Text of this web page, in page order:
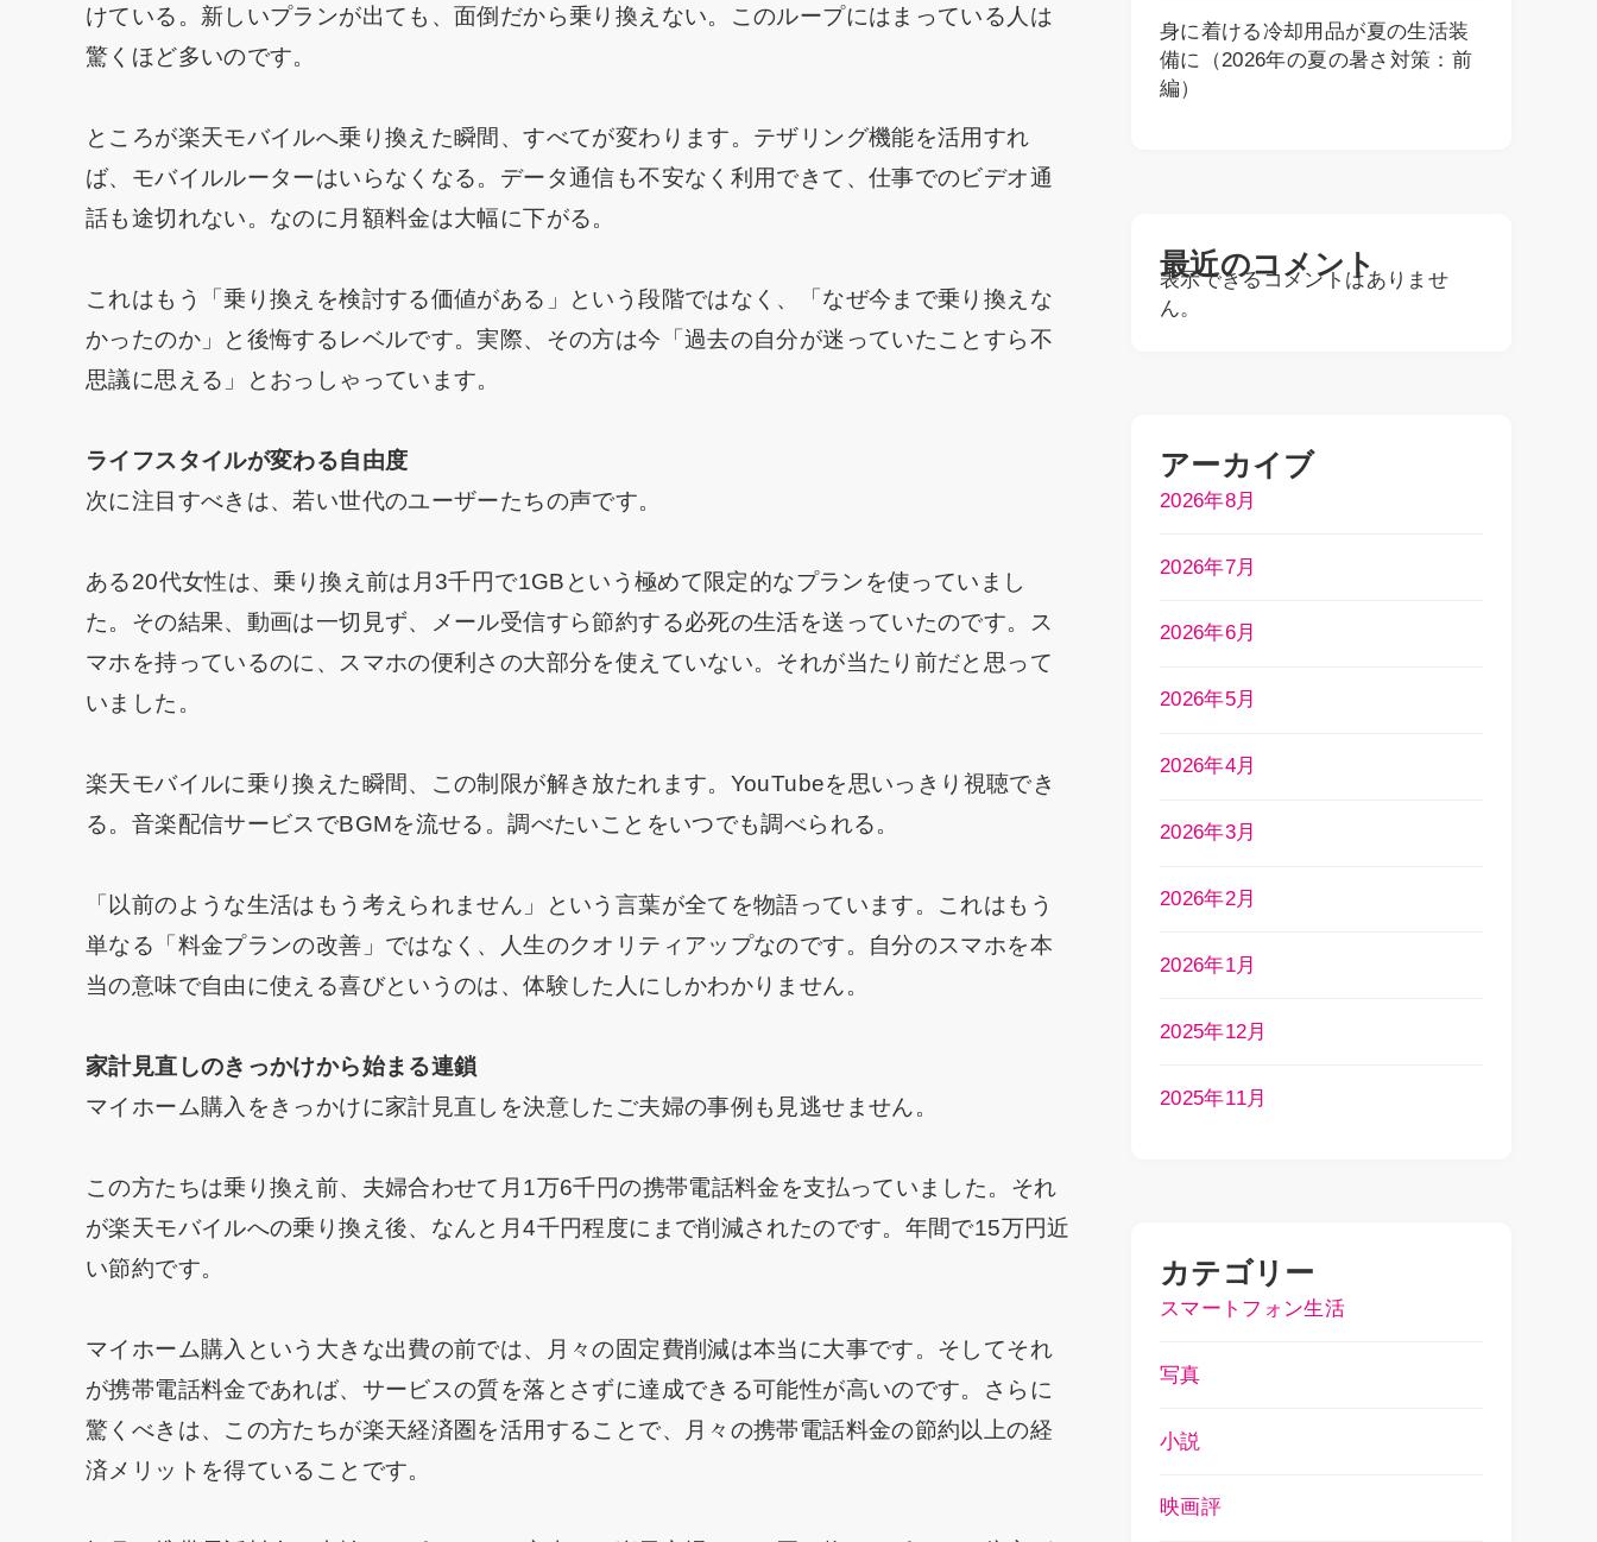
けている。新しいプランが出ても、面倒だから乗り換えない。このループにはまっている人は
驚くほど多いのです。
ところが楽天モバイルへ乗り換えた瞬間、すべてが変わります。テザリング機能を活用すれ
ば、モバイルルーターはいらなくなる。データ通信も不安なく利用できて、仕事でのビデオ通
話も途切れない。なのに月額料金は大幅に下がる。
これはもう「乗り換えを検討する価値がある」という段階ではなく、「なぜ今まで乗り換えな
かったのか」と後悔するレベルです。実際、その方は今「過去の自分が迷っていたことすら不
思議に思える」とおっしゃっています。
ライフスタイルが変わる自由度
次に注目すべきは、若い世代のユーザーたちの声です。
ある20代女性は、乗り換え前は月3千円で1GBという極めて限定的なプランを使っていまし
た。その結果、動画は一切見ず、メール受信すら節約する必死の生活を送っていたのです。ス
マホを持っているのに、スマホの便利さの大部分を使えていない。それが当たり前だと思って
いました。
楽天モバイルに乗り換えた瞬間、この制限が解き放たれます。YouTubeを思いっきり視聴でき
る。音楽配信サービスでBGMを流せる。調べたいことをいつでも調べられる。
「以前のような生活はもう考えられません」という言葉が全てを物語っています。これはもう
単なる「料金プランの改善」ではなく、人生のクオリティアップなのです。自分のスマホを本
当の意味で自由に使える喜びというのは、体験した人にしかわかりません。
家計見直しのきっかけから始まる連鎖
マイホーム購入をきっかけに家計見直しを決意したご夫婦の事例も見逃せません。
この方たちは乗り換え前、夫婦合わせて月1万6千円の携帯電話料金を支払っていました。それ
が楽天モバイルへの乗り換え後、なんと月4千円程度にまで削減されたのです。年間で15万円近
い節約です。
マイホーム購入という大きな出費の前では、月々の固定費削減は本当に大事です。そしてそれ
が携帯電話料金であれば、サービスの質を落とさずに達成できる可能性が高いのです。さらに
驚くべきは、この方たちが楽天経済圏を活用することで、月々の携帯電話料金の節約以上の経
済メリットを得ていることです。
身に着ける冷却用品が夏の生活装
備に（2026年の夏の暑さ対策：前
編）
最近のコメント
表示できるコメントはありませ
ん。
アーカイブ
2026年8月
2026年7月
2026年6月
2026年5月
2026年4月
2026年3月
2026年2月
2026年1月
2025年12月
2025年11月
カテゴリー
スマートフォン生活
写真
小説
映画評